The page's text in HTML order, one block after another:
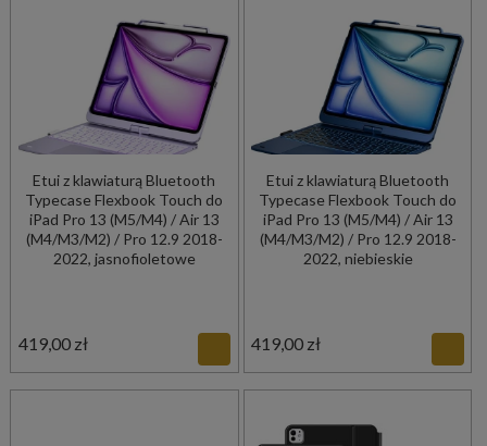
Etui z klawiaturą Bluetooth
Typecase Flexbook Touch do
iPad Pro 13 (M5/M4) / Air 13
(M4/M3/M2) / Pro 12.9 2018-
2022, jasnofioletowe
419,00 zł
Etui z klawiaturą Bluetooth
Typecase Flexbook Touch do
iPad Pro 13 (M5/M4) / Air 13
(M4/M3/M2) / Pro 12.9 2018-
2022, niebieskie
419,00 zł